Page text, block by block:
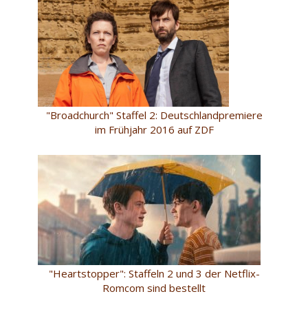
"Broadchurch" Staffel 2: Deutschlandpremiere
im Frühjahr 2016 auf ZDF
"Heartstopper": Staffeln 2 und 3 der Netflix-
Romcom sind bestellt